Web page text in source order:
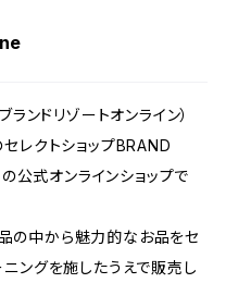
ンドリゾートオンライン）
セレクトショップBRAND
公式オンラインショップで
の中から魅力的なお品をセ
ニングを施したうえで販売し